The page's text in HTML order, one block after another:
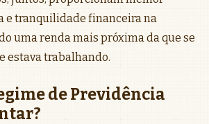
e tranquilidade financeira na
uma renda mais próxima da que se
estava trabalhando.
de Previdência